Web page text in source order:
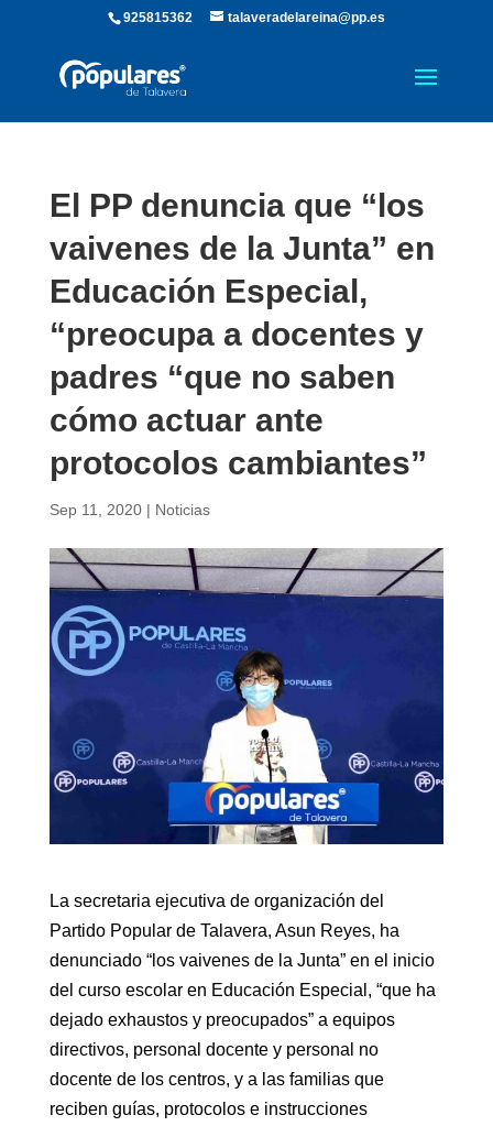
925815362 talaveradelareina@pp.es
El PP denuncia que “los
vaivenes de la Junta” en
Educación Especial,
“preocupa a docentes y
padres “que no saben
cómo actuar ante
protocolos cambiantes”
Sep 11, 2020| Noticias
La secretaria ejecutiva de organización del
Partido Popular de Talavera, Asun Reyes, ha
denunciado “los vaivenes de la Junta” en el inicio
del curso escolar en Educación Especial, “que ha
dejado exhaustos y preocupados” a equipos
directivos, personal docente y personal no
docente de los centros, y a las familias que
reciben guías, protocolos e instrucciones